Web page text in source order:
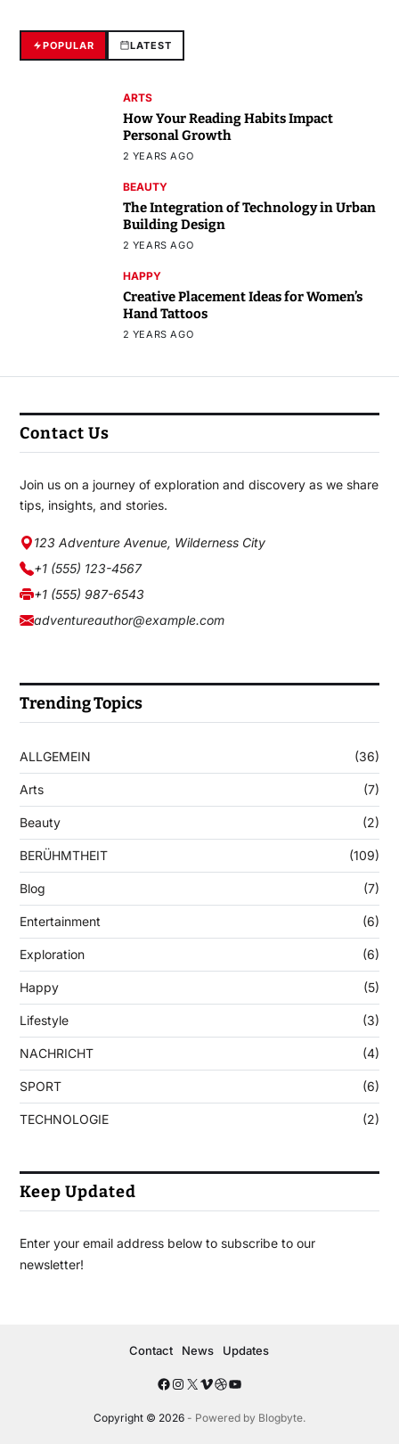
POPULAR LATEST
ARTS
How Your Reading Habits Impact
Personal Growth
2 YEARS AGO
BEAUTY
The Integration of Technology in Urban
Building Design
2 YEARS AGO
HAPPY
Creative Placement Ideas for Women’s
Hand Tattoos
2 YEARS AGO
Contact Us
Join us on a journey of exploration and discovery as we share
tips, insights, and stories.
123 Adventure Avenue, Wilderness City
+1 (555) 123-4567
+1 (555) 987-6543
adventureauthor@example.com
Trending Topics
ALLGEMEIN (36)
Arts (7)
Beauty (2)
BERÜHMTHEIT (109)
Blog (7)
Entertainment (6)
Exploration (6)
Happy (5)
Lifestyle (3)
NACHRICHT (4)
SPORT (6)
TECHNOLOGIE (2)
Keep Updated
Enter your email address below to subscribe to our
newsletter!
Copyright © 2026- Powered by Blogbyte.
Contact News Updates